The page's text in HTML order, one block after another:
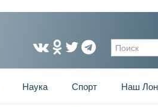
Наука Спорт Наш